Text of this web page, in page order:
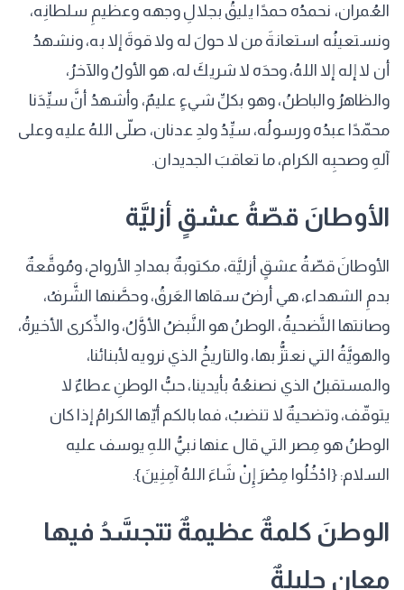
العُمران، نحمدُه حمدًا يليقُ بجلالِ وجهه وعظيمِ سلطانِه،
ونستعينُه استعانةَ من لا حولَ له ولا قوةَ إلا به، ونشهدُ
أن لا إله إلا اللهُ، وحدَه لا شريكَ له، هو الأولُ والآخرُ،
والظاهرُ والباطنُ، وهو بكلِّ شيءٍ عليمٌ، وأشهدُ أنَّ سيِّدَنا
محمّدًا عبدُه ورسولُه، سيِّدُ ولدِ عدنان، صلّى اللهُ عليه وعلى
آلهِ وصحبِه الكرام، ما تعاقبَ الجديدان.
الأوطانَ قصّةُ عشقٍ أزليَّة
الأوطانَ قصّةُ عشقٍ أزليَّة، مكتوبةٌ بمدادِ الأرواح، ومُوقَّعةٌ
بدمِ الشهداء، هي أرضٌ سقاها العَرقُ، وحصَّنها الشَّرفُ،
وصانتها التَّضحيةُ، الوطنُ هو النَّبضُ الأوَّلُ، والذِّكرى الأخيرةُ،
والهويَّةُ التي نعتزُّ بها، والتاريخُ الذي نرويه لأبنائنا،
والمستقبلُ الذي نصنعُهُ بأيدينا، حبُّ الوطنِ عطاءٌ لا
يتوقّف، وتضحيةٌ لا تنضبُ، فما بالكم أيّها الكرامُ إذا كان
الوطنُ هو مِصر التي قال عنها نبيُّ اللهِ يوسف عليه
السلام: {ادْخُلُوا مِصْرَ إِنْ شَاءَ اللهُ آمِنِينَ}.
الوطنَ كلمةٌ عظيمةٌ تتجسَّدُ فيها
معانٍ جليلةٌ